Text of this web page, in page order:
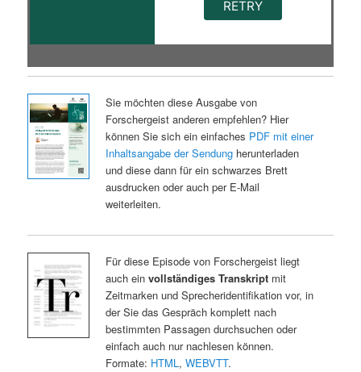
Sie möchten diese Ausgabe von
Forschergeist anderen empfehlen? Hier
können Sie sich ein einfaches PDF mit einer
Inhaltsangabe der Sendungherunterladen
und diese dann für ein schwarzes Brett
ausdrucken oder auch per E-Mail
weiterleiten.
Für diese Episode von Forschergeist liegt
auch ein vollständiges Transkriptmit
Zeitmarken und Sprecheridentifikation vor, in
der Sie das Gespräch komplett nach
bestimmten Passagen durchsuchen oder
einfach auch nur nachlesen können.
Formate: HTML, WEBVTT.